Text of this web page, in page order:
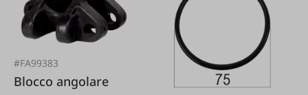
#FA99383
Blocco angolare